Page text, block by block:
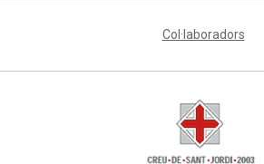
Col·laboradors